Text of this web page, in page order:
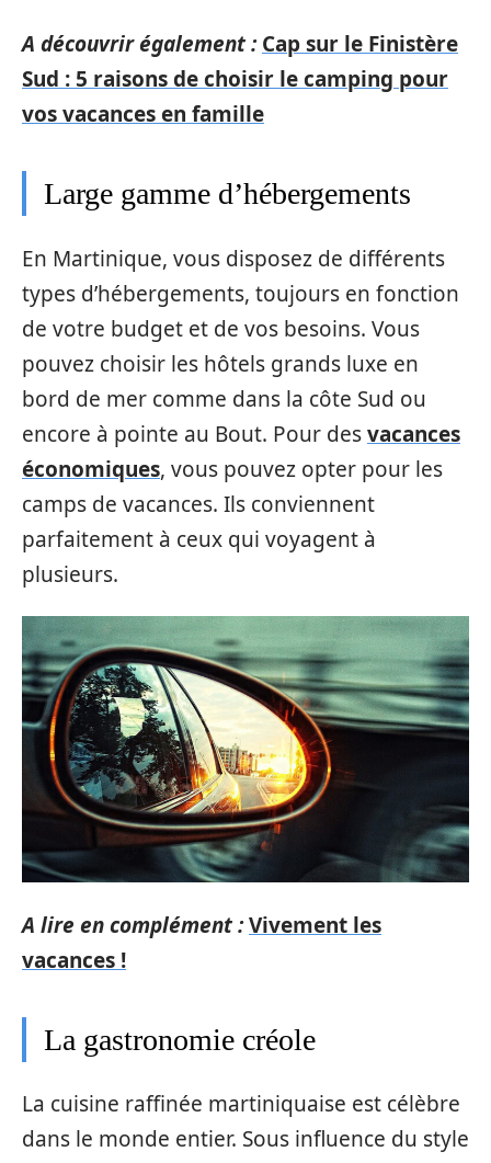
A découvrir également : Cap sur le Finistère
Sud : 5 raisons de choisir le camping pour
vos vacances en famille
Large gamme d’hébergements
En Martinique, vous disposez de différents
types d’hébergements, toujours en fonction
de votre budget et de vos besoins. Vous
pouvez choisir les hôtels grands luxe en
bord de mer comme dans la côte Sud ou
encore à pointe au Bout. Pour desvacances
économiques, vous pouvez opter pour les
camps de vacances. Ils conviennent
parfaitement à ceux qui voyagent à
plusieurs.
A lire en complément :Vivement les
vacances !
La gastronomie créole
La cuisine raffinée martiniquaise est célèbre
dans le monde entier. Sous influence du style